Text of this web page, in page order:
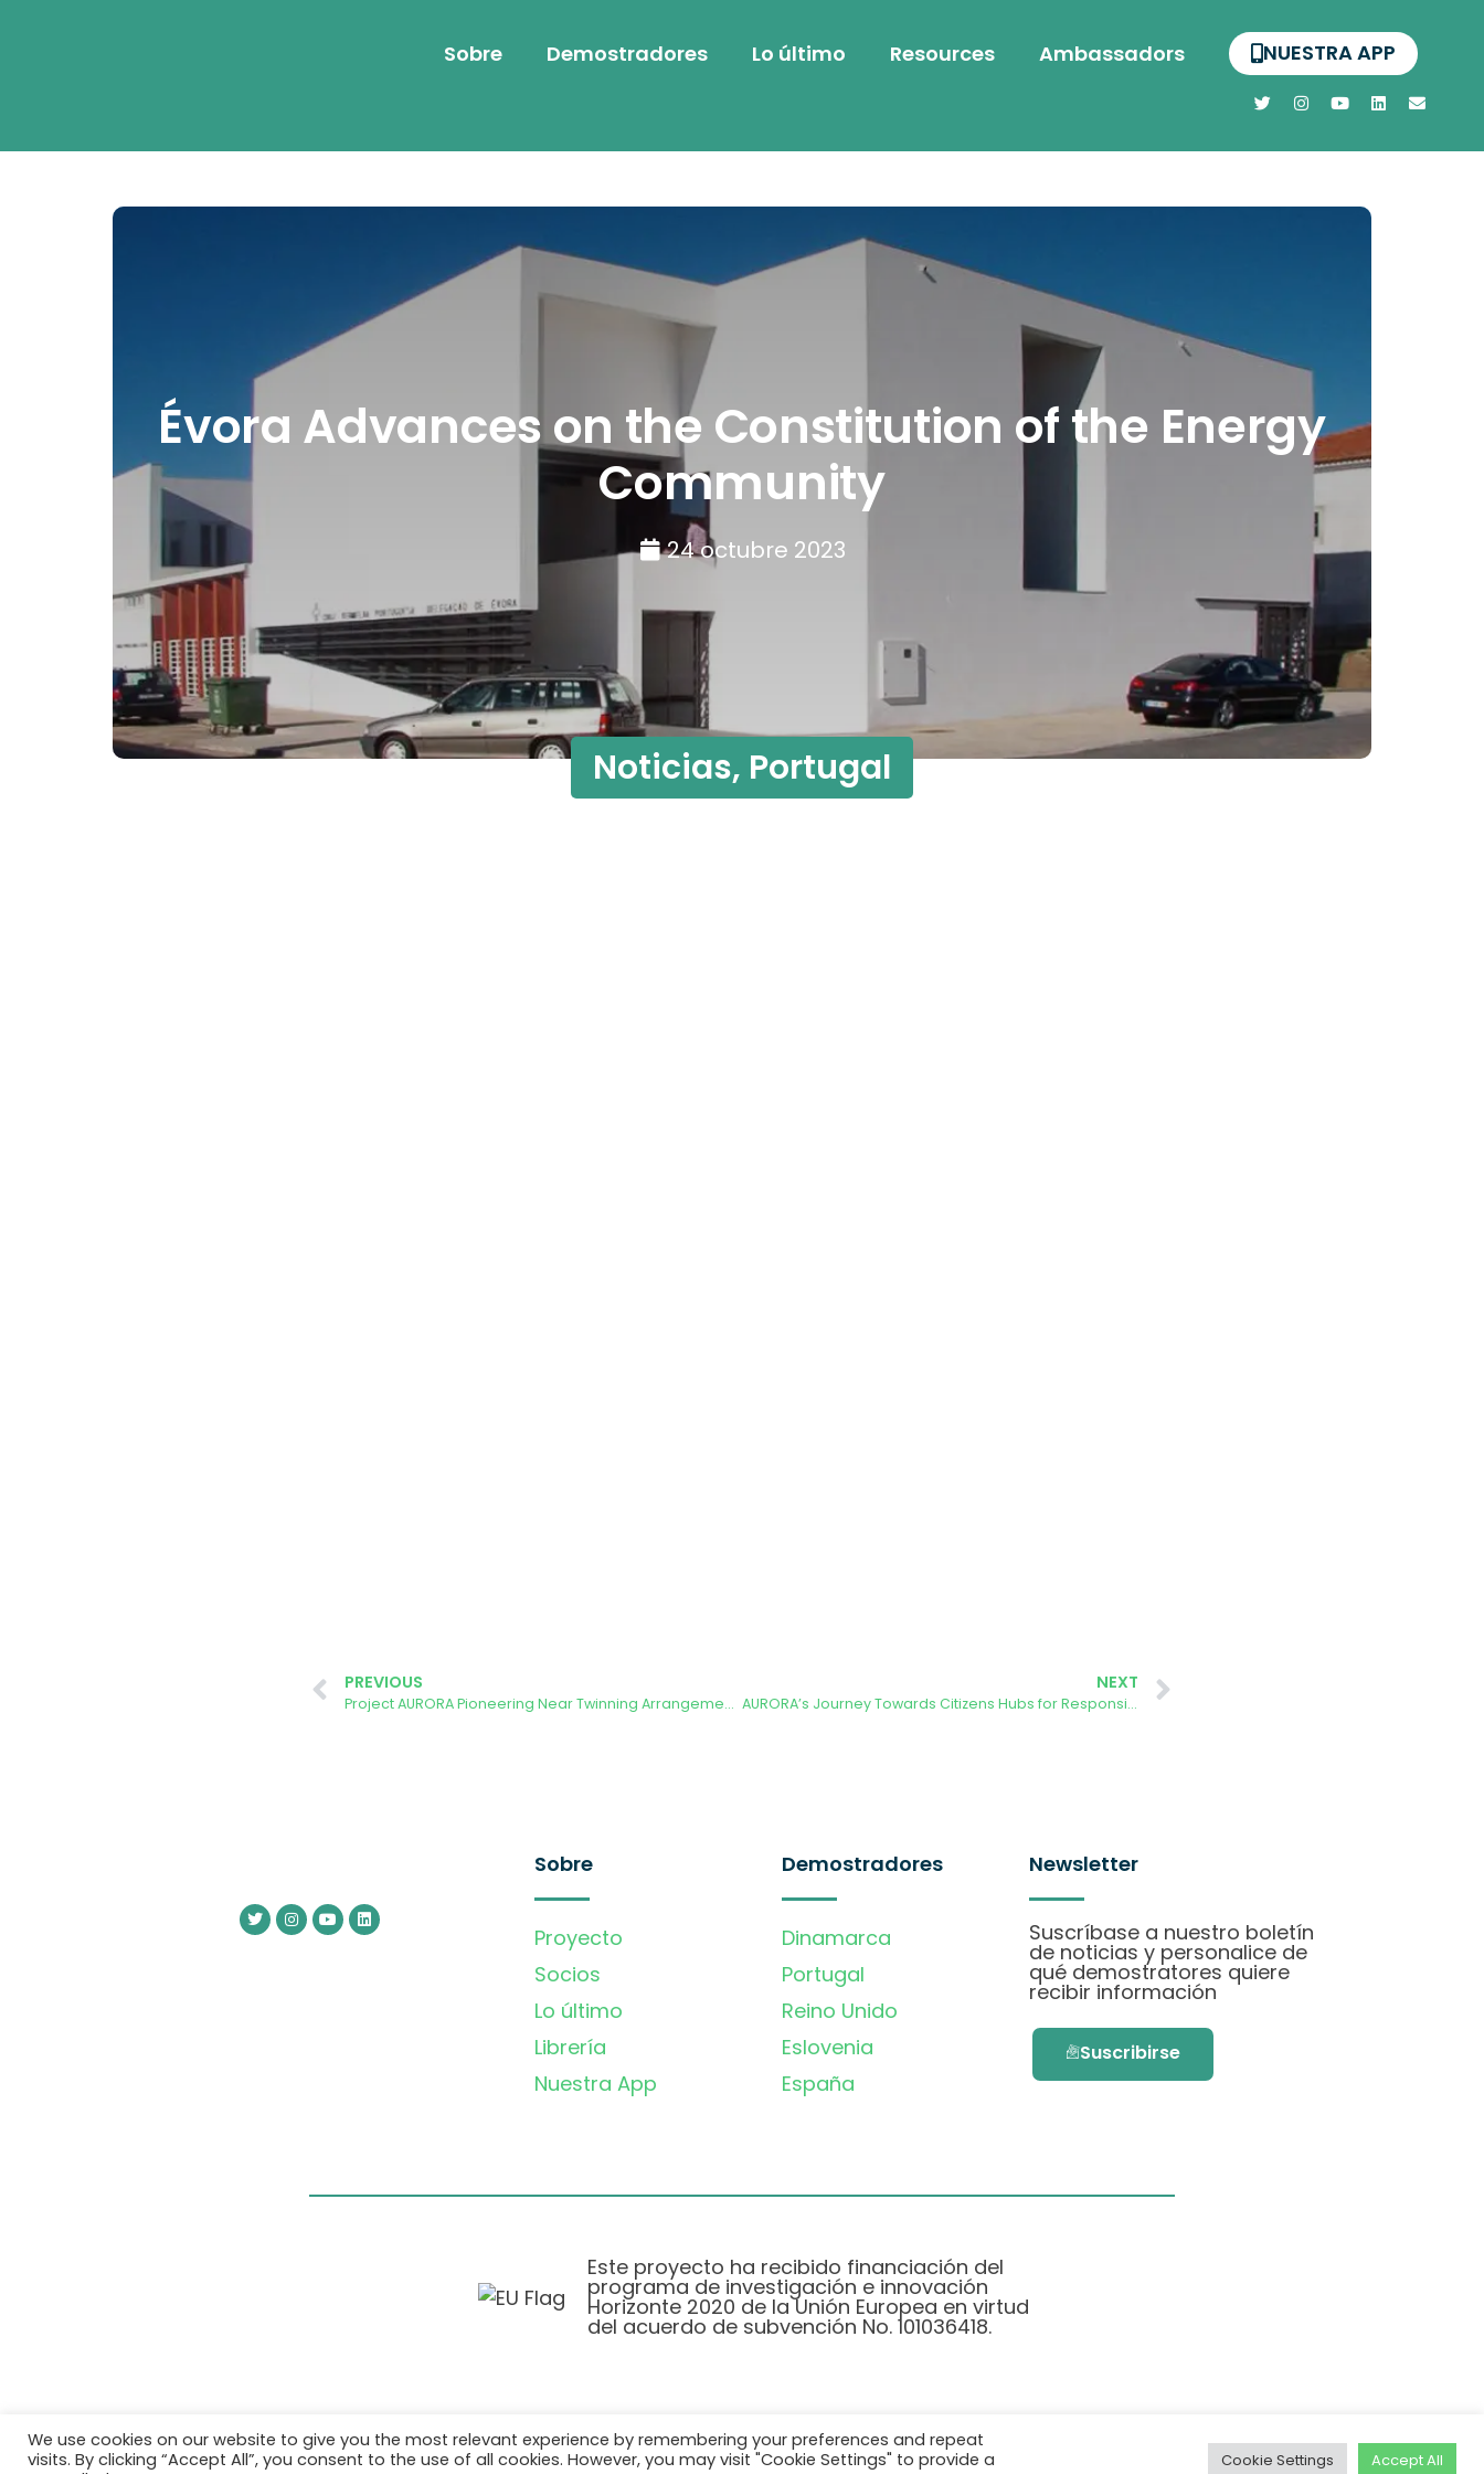
Sobre Demostradores Lo último Resources Ambassadors NUESTRA APP
Évora Advances on the Constitution of the Energy
Community
24 octubre 2023
Noticias, Portugal
PREVIOUS
Project AURORA Pioneering Near Twinning Arrangements with the EELISA Universities Alliance, ONWAGA and the ETSISI-UPM
NEXT
AURORA’s Journey Towards Citizens Hubs for Responsible Attitudes and Greener Futures
Sobre
Proyecto
Socios
Lo último
Librería
Nuestra App
Demostradores
Dinamarca
Portugal
Reino Unido
Eslovenia
España
Newsletter
Suscríbase a nuestro boletín
de noticias y personalice de
qué demostratores quiere
recibir información
Suscribirse
Este proyecto ha recibido financiación del
programa de investigación e innovación
Horizonte 2020 de la Unión Europea en virtud
del acuerdo de subvención No. 101036418.
Política de Privacidad|Cookie Policy
We use cookies on our website to give you the most relevant experience by remembering your preferences and repeat
visits. By clicking “Accept All”, you consent to the use of all cookies. However, you may visit "Cookie Settings" to provide a
Cookie Settings Accept All